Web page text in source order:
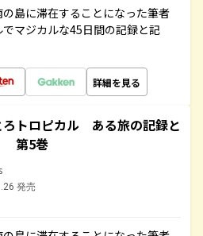
島に滞在することになった筆者
マジカルな45日間の記録と記
詳細を見る
ろトロピカル ある旅の記録と
第5巻
発売